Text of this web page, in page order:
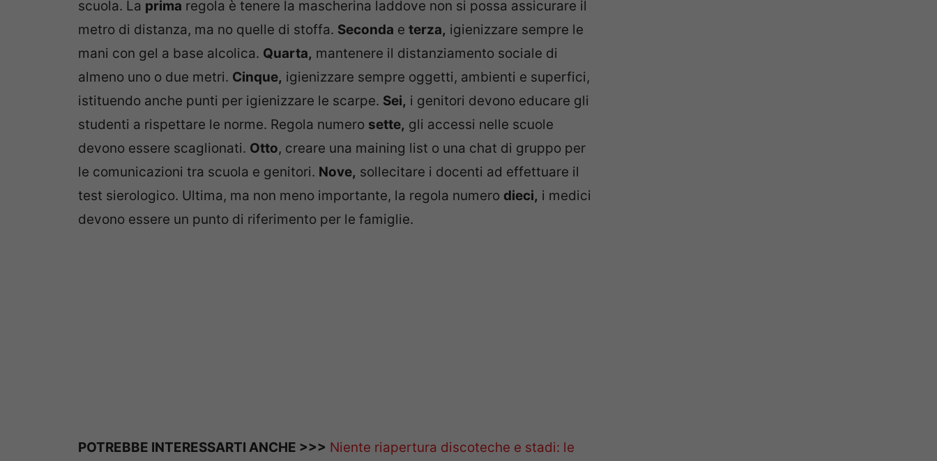
scuola. La prima regola è tenere la mascherina laddove non si possa assicurare il
metro di distanza, ma no quelle di stoffa. Seconda e terza, igienizzare sempre le
mani con gel a base alcolica. Quarta, mantenere il distanziamento sociale di
almeno uno o due metri. Cinque, igienizzare sempre oggetti, ambienti e superfici,
istituendo anche punti per igienizzare le scarpe. Sei, i genitori devono educare gli
studenti a rispettare le norme. Regola numero sette, gli accessi nelle scuole
devono essere scaglionati. Otto, creare una maining list o una chat di gruppo per
le comunicazioni tra scuola e genitori. Nove, sollecitare i docenti ad effettuare il
test sierologico. Ultima, ma non meno importante, la regola numero dieci, i medici
devono essere un punto di riferimento per le famiglie.
POTREBBE INTERESSARTI ANCHE >>> Niente riapertura discoteche e stadi: le